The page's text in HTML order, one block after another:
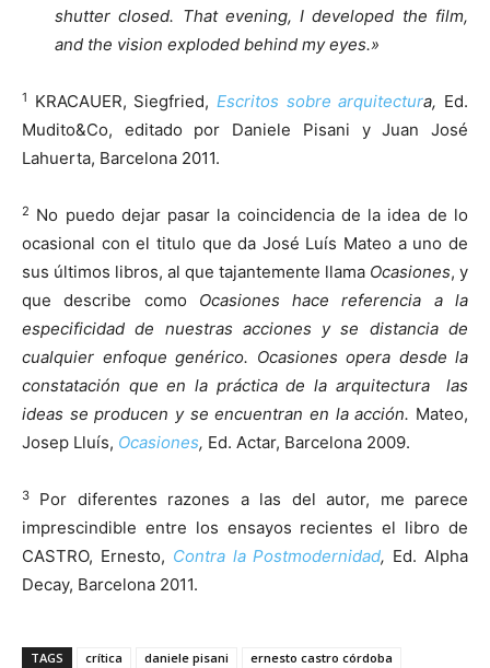
shutter closed. That evening, I developed the film,
and the vision exploded behind my eyes.»
1 KRACAUER, Siegfried, Escritos sobre arquitectura, Ed.
Mudito&Co, editado por Daniele Pisani y Juan José
Lahuerta, Barcelona 2011.
2 No puedo dejar pasar la coincidencia de la idea de lo
ocasional con el titulo que da José Luís Mateo a uno de
sus últimos libros, al que tajantemente llama Ocasiones, y
que describe como Ocasiones hace referencia a la
especificidad de nuestras acciones y se distancia de
cualquier enfoque genérico. Ocasiones opera desde la
constatación que en la práctica de la arquitectura las
ideas se producen y se encuentran en la acción. Mateo,
Josep Lluís, Ocasiones, Ed. Actar, Barcelona 2009.
3
Por diferentes razones a las del autor, me parece
imprescindible entre los ensayos recientes el libro de
CASTRO, Ernesto, Contra la Postmodernidad, Ed. Alpha
Decay, Barcelona 2011.
TAGS crítica daniele pisani
ernesto castro córdoba